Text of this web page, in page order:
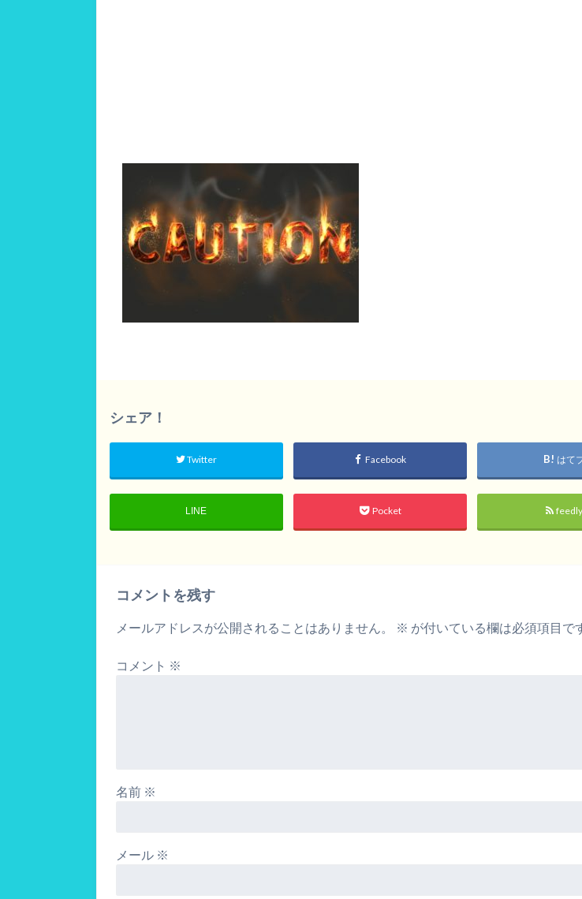
シェア！
Twitter Facebook はて
LINE Pocket feedly
コメントを残す
メールアドレスが公開されることはありません。 ※ が付いている欄は必須項目で
コメント ※
名前 ※
メール ※